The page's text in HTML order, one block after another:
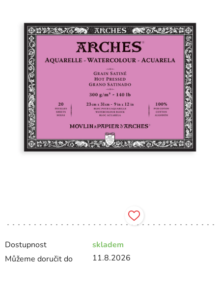
5
hvězdiček.
Dostupnost
skladem
Můžeme doručit do
11.8.2026